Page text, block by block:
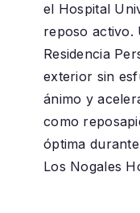
el Hospital
reposo activo.
Residencia
exterior sin
ánimo y
como
óptima
Los Nogales